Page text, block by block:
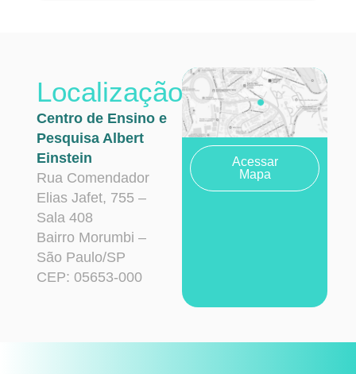
Localização
Centro de Ensino e
Pesquisa Albert
Einstein
Rua Comendador
Elias Jafet, 755 –
Sala 408
Bairro Morumbi –
São Paulo/SP
CEP: 05653-000
Acessar
Mapa